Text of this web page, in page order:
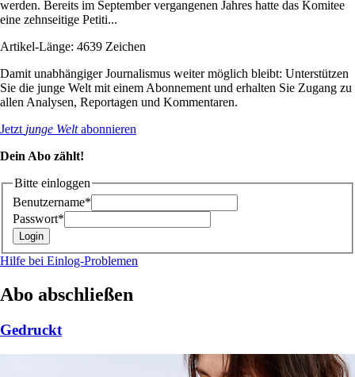
werden. Bereits im September vergangenen Jahres hatte das Komitee
eine zehnseitige Petiti...
Artikel-Länge: 4639 Zeichen
Damit unabhängiger Journalismus weiter möglich bleibt: Unterstützen
Sie die junge Welt mit einem Abonnement und erhalten Sie Zugang zu
allen Analysen, Reportagen und Kommentaren.
Jetzt junge Weltabonnieren
Dein Abo zählt!
Bitte einloggen
Benutzername*
Passwort*
Hilfe bei Einlog-Problemen
Abo abschließen
Gedruckt